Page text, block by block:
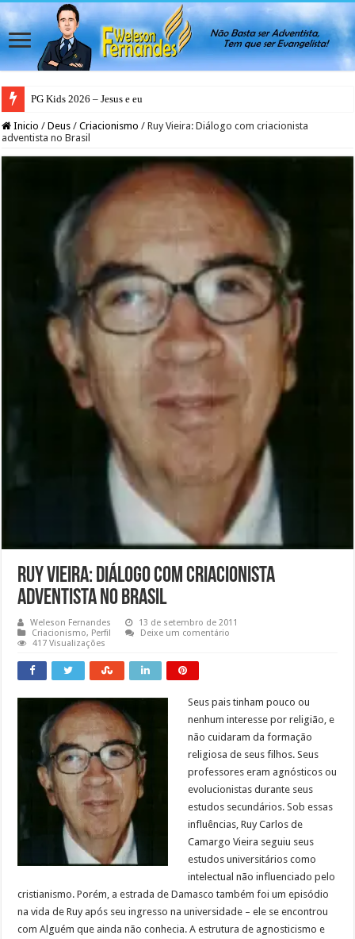
PG Kids 2026 – Jesus e eu
Inicio / Deus / Criacionismo / Ruy Vieira: Diálogo com criacionista
adventista no Brasil
Ruy Vieira: Diálogo com criacionista
adventista no Brasil
Weleson Fernandes
13 de setembro de 2011
Criacionismo, Perfil
Deixe um comentário
417 Visualizações
Seus pais tinham pouco ou
nenhum interesse por religião, e
não cuidaram da formação
religiosa de seus filhos. Seus
professores eram agnósticos ou
evolucionistas durante seus
estudos secundários. Sob essas
influências, Ruy Carlos de
Camargo Vieira seguiu seus
estudos universitários como
intelectual não influenciado pelo
cristianismo. Porém, a estrada de Damasco também foi um episódio
na vida de Ruy após seu ingresso na universidade – ele se encontrou
com Alguém que ainda não conhecia. A estrutura de agnosticismo e